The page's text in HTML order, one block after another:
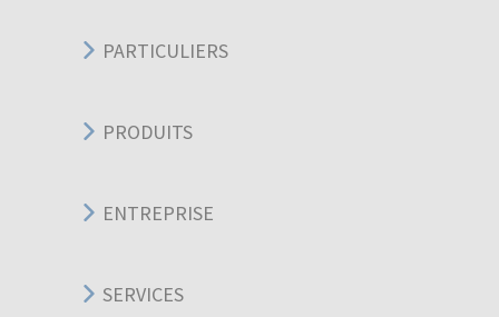
PARTICULIERS
PRODUITS
ENTREPRISE
SERVICES